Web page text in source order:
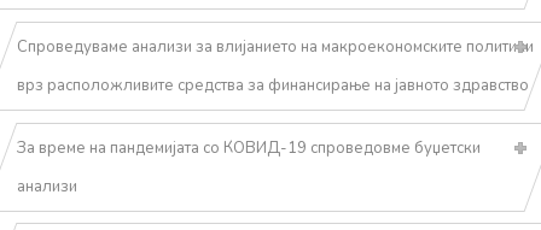
Спроведуваме анализи за влијанието на макроекономските политики
врз расположливите средства за финансирање на јавното здравство
За време на пандемијата со КОВИД-19 спроведовме буџетски
анализи